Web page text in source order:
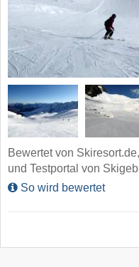
Bewertet von
und Testportal von
So wird bewertet